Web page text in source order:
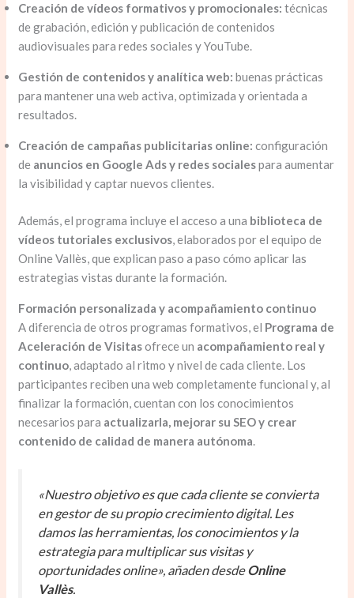
Creación de vídeos formativos y promocionales: técnicas
de grabación, edición y publicación de contenidos
audiovisuales para redes sociales y YouTube.
Gestión de contenidos y analítica web: buenas prácticas
para mantener una web activa, optimizada y orientada a
resultados.
Creación de campañas publicitarias online: configuración
de anuncios en Google Ads y redes socialespara aumentar
la visibilidad y captar nuevos clientes.
Además, el programa incluye el acceso a una biblioteca de
vídeos tutoriales exclusivos, elaborados por el equipo de
Online Vallès, que explican paso a paso cómo aplicar las
estrategias vistas durante la formación.
Formación personalizada y acompañamiento continuo
A diferencia de otros programas formativos, el Programa de
Aceleración de Visitasofrece un acompañamiento real y
continuo, adaptado al ritmo y nivel de cada cliente. Los
participantes reciben una web completamente funcional y, al
finalizar la formación, cuentan con los conocimientos
necesarios para actualizarla, mejorar su SEO y crear
contenido de calidad de manera autónoma.
«Nuestro objetivo es que cada cliente se convierta
en gestor de su propio crecimiento digital. Les
damos las herramientas, los conocimientos y la
estrategia para multiplicar sus visitas y
oportunidades online», añaden desdeOnline
Vallès.